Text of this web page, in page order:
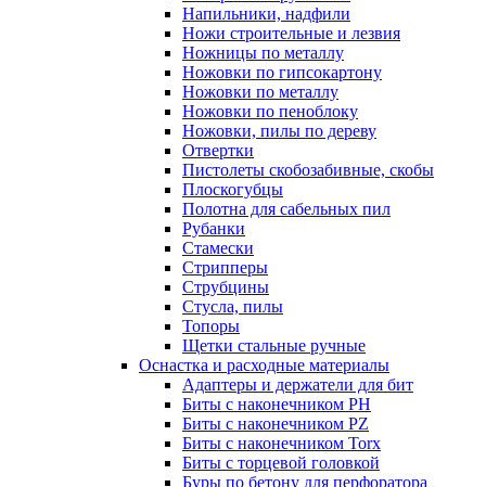
Напильники, надфили
Ножи строительные и лезвия
Ножницы по металлу
Ножовки по гипсокартону
Ножовки по металлу
Ножовки по пеноблоку
Ножовки, пилы по дереву
Отвертки
Пистолеты скобозабивные, скобы
Плоскогубцы
Полотна для сабельных пил
Рубанки
Стамески
Стрипперы
Струбцины
Стусла, пилы
Топоры
Щетки стальные ручные
Оснастка и расходные материалы
Адаптеры и держатели для бит
Биты с наконечником PH
Биты с наконечником PZ
Биты с наконечником Torx
Биты с торцевой головкой
Буры по бетону для перфоратора